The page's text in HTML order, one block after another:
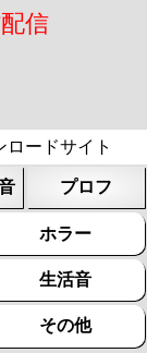
信
ードサイト
プロフ
ホラー
生活音
その他